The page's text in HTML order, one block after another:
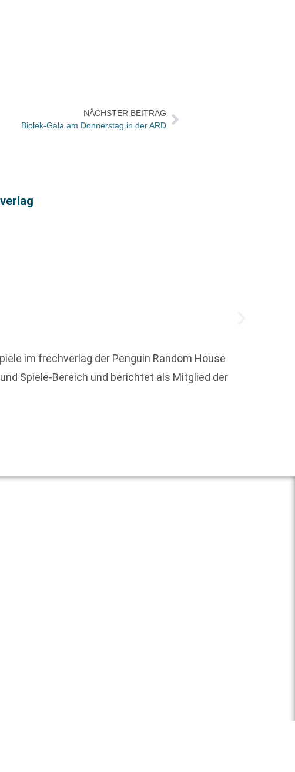
NÄCHSTER BEITRAG
Biolek-Gala am Donnerstag in der ARD
im frechverlag der Penguin Random House
Spiele-Bereich und berichtet als Mitglied der